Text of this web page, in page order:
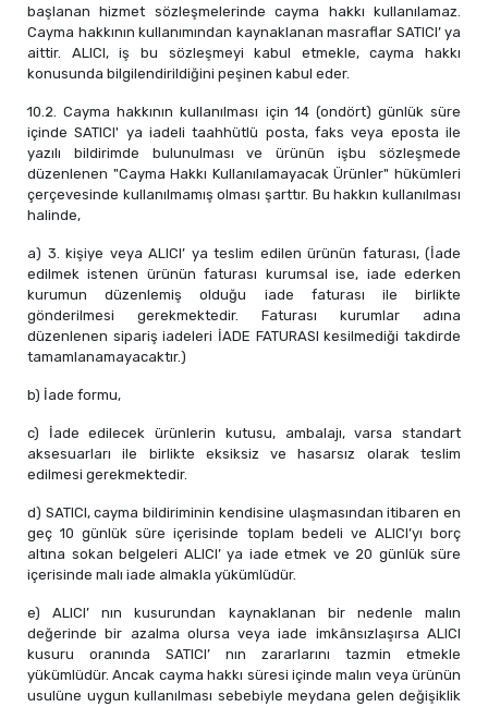
başlanan hizmet sözleşmelerinde cayma hakkı kullanılamaz.
Cayma hakkının kullanımından kaynaklanan masraflar SATICI’ ya
aittir. ALICI, iş bu sözleşmeyi kabul etmekle, cayma hakkı
konusunda bilgilendirildiğini peşinen kabul eder.
10.2. Cayma hakkının kullanılması için 14 (ondört) günlük süre
içinde SATICI' ya iadeli taahhütlü posta, faks veya eposta ile
yazılı bildirimde bulunulması ve ürünün işbu sözleşmede
düzenlenen "Cayma Hakkı Kullanılamayacak Ürünler" hükümleri
çerçevesinde kullanılmamış olması şarttır. Bu hakkın kullanılması
halinde,
a) 3. kişiye veya ALICI’ ya teslim edilen ürünün faturası, (İade
edilmek istenen ürünün faturası kurumsal ise, iade ederken
kurumun düzenlemiş olduğu iade faturası ile birlikte
gönderilmesi gerekmektedir. Faturası kurumlar adına
düzenlenen sipariş iadeleri İADE FATURASI kesilmediği takdirde
tamamlanamayacaktır.)
b) İade formu,
c) İade edilecek ürünlerin kutusu, ambalajı, varsa standart
aksesuarları ile birlikte eksiksiz ve hasarsız olarak teslim
edilmesi gerekmektedir.
d) SATICI, cayma bildiriminin kendisine ulaşmasından itibaren en
geç 10 günlük süre içerisinde toplam bedeli ve ALICI’yı borç
altına sokan belgeleri ALICI’ ya iade etmek ve 20 günlük süre
içerisinde malı iade almakla yükümlüdür.
e) ALICI’ nın kusurundan kaynaklanan bir nedenle malın
değerinde bir azalma olursa veya iade imkânsızlaşırsa ALICI
kusuru oranında SATICI’ nın zararlarını tazmin etmekle
yükümlüdür. Ancak cayma hakkı süresi içinde malın veya ürünün
usulüne uygun kullanılması sebebiyle meydana gelen değişiklik